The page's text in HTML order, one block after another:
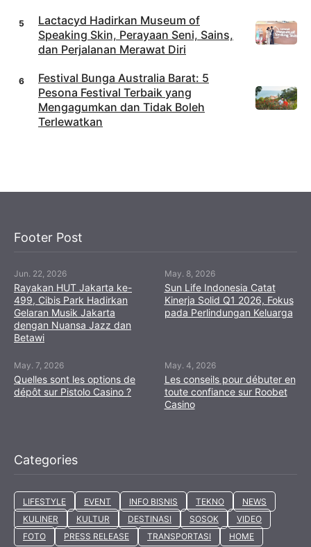
Lactacyd Hadirkan Museum of
Speaking Skin, Perayaan Seni, Sains,
dan Perjalanan Merawat Diri
Festival Bunga Australia Barat: 5
Pesona Festival Terbaik yang
Mengagumkan dan Tidak Boleh
Terlewatkan
Footer Post
Jun. 22, 2026
Rayakan HUT Jakarta ke-
499, Cibis Park Hadirkan
Gelaran Musik Jakarta
dengan Nuansa Jazz dan
Betawi
May. 8, 2026
Sun Life Indonesia Catat
Kinerja Solid Q1 2026, Fokus
pada Perlindungan Keluarga
May. 7, 2026
Quelles sont les options de
dépôt sur Pistolo Casino ?
May. 4, 2026
Les conseils pour débuter en
toute confiance sur Roobet
Casino
Categories
LIFESTYLE EVENT INFO BISNIS TEKNO
NEWS
KULINER
KULTUR DESTINASI SOSOK
VIDEO
FOTO
PRESS RELEASE TRANSPORTASI HOME